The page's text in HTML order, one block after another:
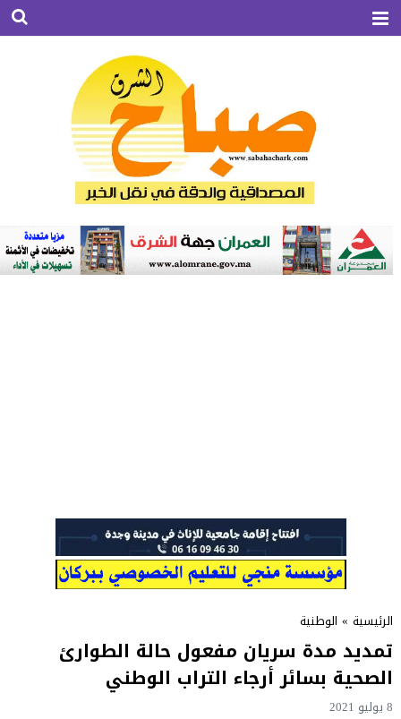
الرئيسية » الوطنية
تمديد مدة سريان مفعول حالة الطوارئ
الصحية بسائر أرجاء التراب الوطني
8 يوليو 2021